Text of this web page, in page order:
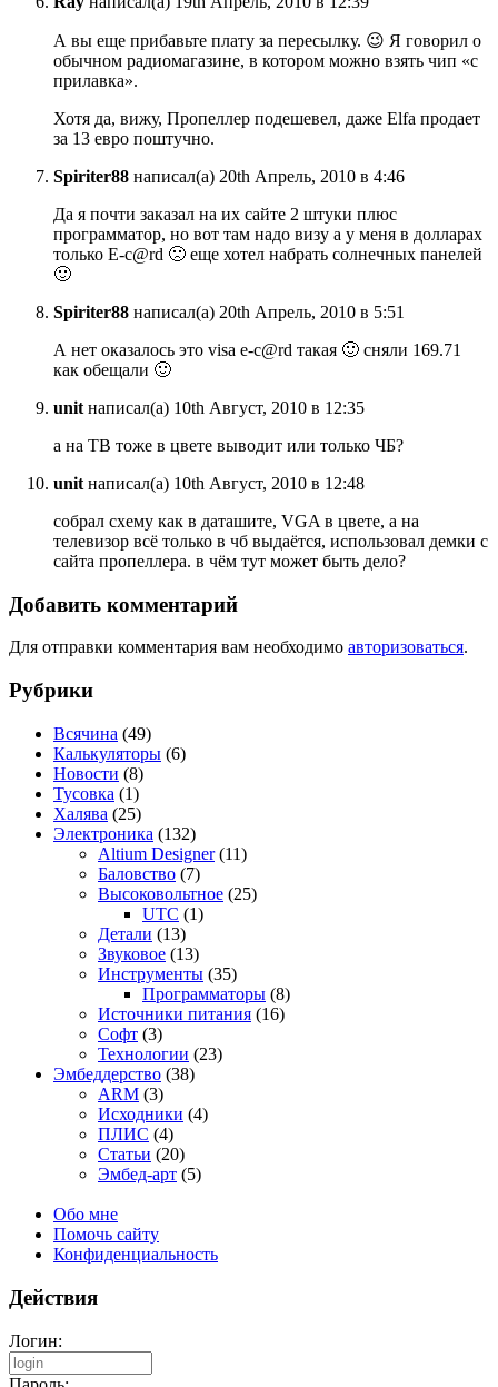
А вы еще прибавьте плату за пересылку. 😉 Я говорил о
обычном радиомагазине, в котором можно взять чип «с
прилавка».
Хотя да, вижу, Пропеллер подешевел, даже Elfa продает
за 13 евро поштучно.
Spiriter88 написал(а) 20th Апрель, 2010 в 4:46
Да я почти заказал на их сайте 2 штуки плюс
программатор, но вот там надо визу а у меня в долларах
только E-c@rd 🙁 еще хотел набрать солнечных панелей
🙂
Spiriter88 написал(а) 20th Апрель, 2010 в 5:51
А нет оказалось это visa e-c@rd такая 🙂 сняли 169.71
как обещали 🙂
unit написал(а) 10th Август, 2010 в 12:35
а на ТВ тоже в цвете выводит или только ЧБ?
unit написал(а) 10th Август, 2010 в 12:48
собрал схему как в даташите, VGA в цвете, а на
телевизор всё только в чб выдаётся, использовал демки с
сайта пропеллера. в чём тут может быть дело?
Добавить комментарий
Для отправки комментария вам необходимо авторизоваться.
Рубрики
Всячина (49)
Калькуляторы (6)
Новости (8)
Тусовка (1)
Халява (25)
Электроника (132)
Altium Designer(11)
Баловство (7)
Высоковольтное (25)
UTC (1)
Детали (13)
Звуковое (13)
Инструменты (35)
Программаторы (8)
Источники питания (16)
Софт (3)
Технологии (23)
Эмбеддерство (38)
ARM (3)
Исходники (4)
ПЛИС (4)
Статьи (20)
Эмбед-арт (5)
Обо мне
Помочь сайту
Конфиденциальность
Действия
Логин: